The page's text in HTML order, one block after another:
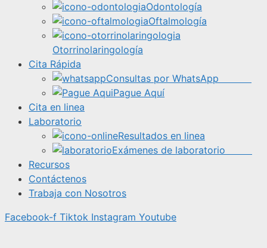
Odontología
Oftalmología
Otorrinolaringología
Cita Rápida
Consultas por WhatsApp
Pague Aquí
Cita en linea
Laboratorio
Resultados en linea
Exámenes de laboratorio
Recursos
Contáctenos
Trabaja con Nosotros
Facebook-f Tiktok Instagram Youtube